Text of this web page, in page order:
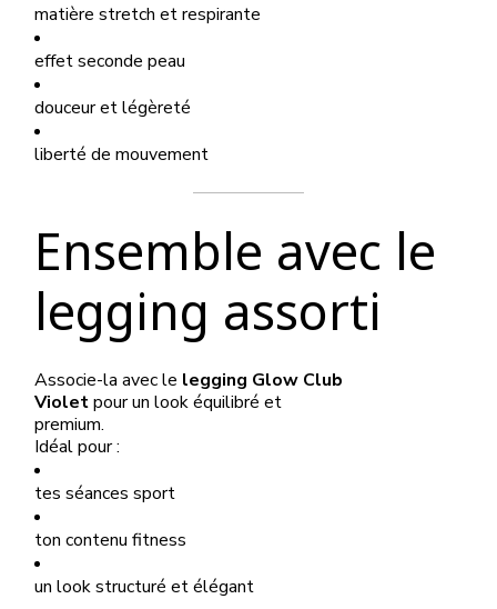
matière stretch et respirante
effet seconde peau
douceur et légèreté
liberté de mouvement
Ensemble avec le
legging assorti
Associe-la avec le legging Glow Club
Violetpour un look équilibré et
premium.
Idéal pour :
tes séances sport
ton contenu fitness
un look structuré et élégant